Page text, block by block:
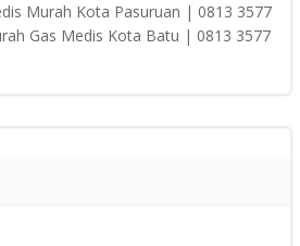
Murah Kota Pasuruan | 0813 3577
Gas Medis Kota Batu | 0813 3577